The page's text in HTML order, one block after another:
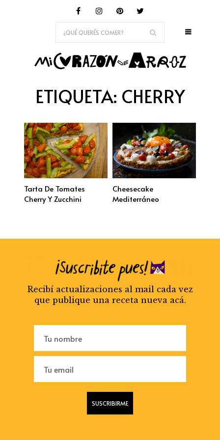
ETIQUETA: CHERRY
Tarta De Tomates
Cherry Y Zucchini
Cheesecake
Mediterráneo
Recibí actualizaciones al mail cada vez
que publique una receta nueva acá.